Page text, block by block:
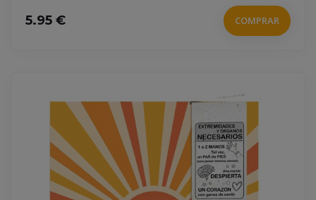
5.95 € COMPRAR